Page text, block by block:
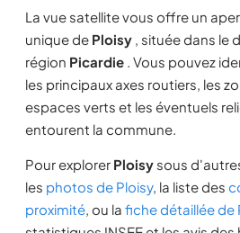
La vue satellite vous offre un
unique de Ploisy , située dans le
région Picardie . Vous pouvez
les principaux axes routiers, les
espaces verts et les éventuels
entourent la commune.
Pour explorer Ploisy sous
les photos de Ploisy, la liste des
proximité, ou la fiche détaillée de